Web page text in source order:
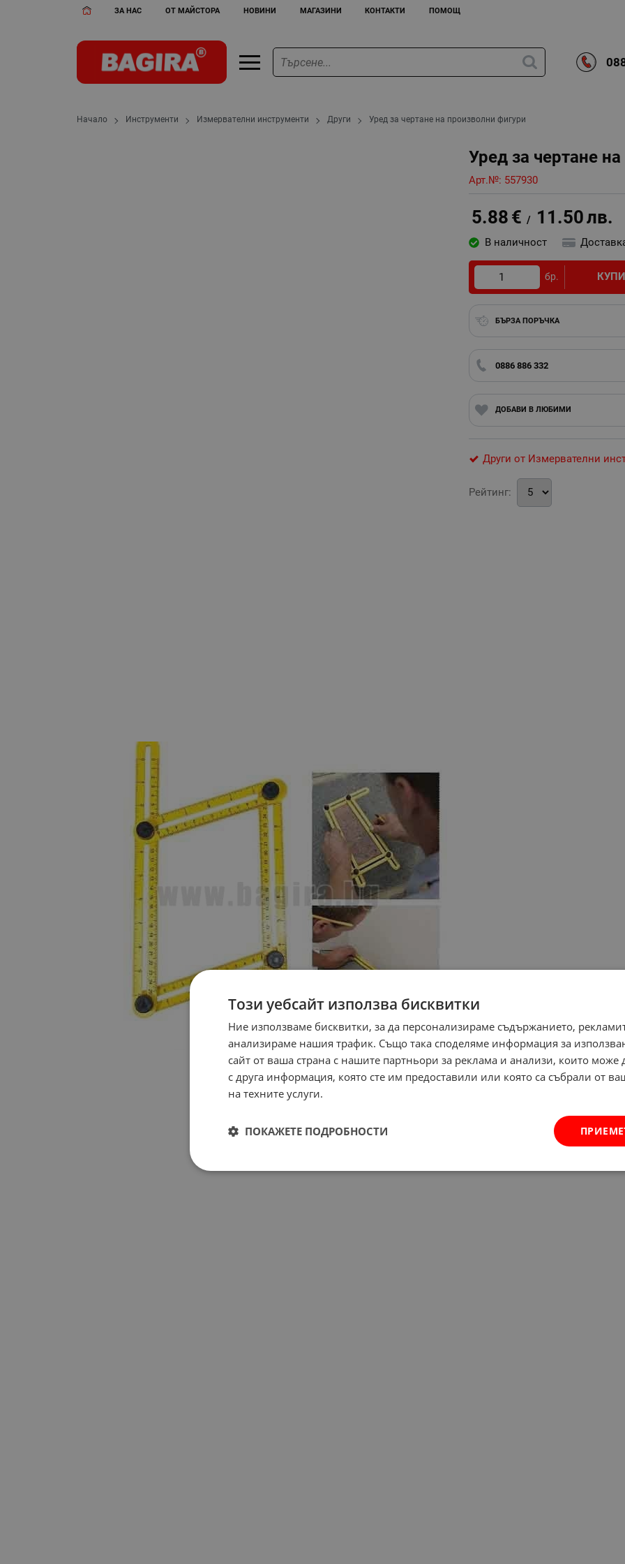
ЗА НАС ОТ МАЙСТОРА НОВИНИ МАГАЗИНИ КОНТАКТИ ПОМОЩ
Начало Инструменти Измервателни инструменти Други Уред за чертане на произволни фигури
Уред за чертане
Арт.№: 557930
5.88 € / 11.50лв.
В наличност
бр.
БЪРЗА ПОРЪЧКА
0886 886 332
ДОБАВИ В ЛЮБИМИ
Други от Измервателни
Рейтинг:
Този уебсайт използва бисквитки
Ние използваме бисквитки, за да персонализираме съдържанието,
анализираме нашия трафик. Също така споделяме информация за
сайт от ваша страна с нашите партньори за реклама и анализи, които може
с друга информация, която сте им предоставили или която са събрали от
на техните услуги.
ПОКАЖЕТЕ ПОДРОБНОСТИ